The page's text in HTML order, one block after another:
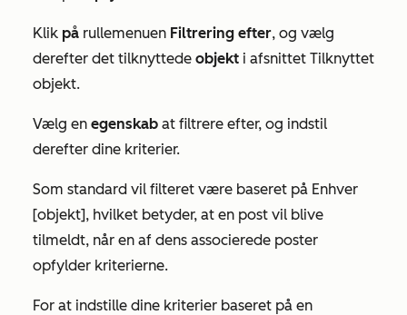
Klik på rullemenuen Filtrering efter, og vælg
derefter det tilknyttede objekt i afsnittet Tilknyttet
objekt.
Vælg en egenskab at filtrere efter, og indstil
derefter dine kriterier.
Som standard vil filteret være baseret på Enhver
[objekt], hvilket betyder, at en post vil blive
tilmeldt, når en af dens associerede poster
opfylder kriterierne.
For at indstille dine kriterier baseret på en